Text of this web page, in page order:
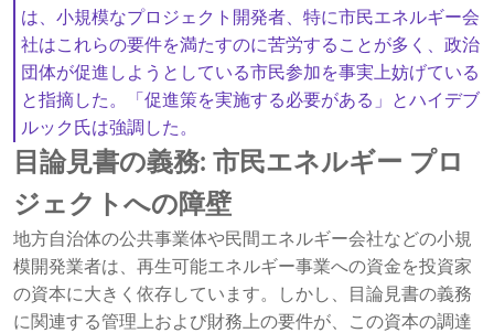
は、小規模なプロジェクト開発者、特に市民エネルギー会
社はこれらの要件を満たすのに苦労することが多く、政治
団体が促進しようとしている市民参加を事実上妨げている
と指摘した。「促進策を実施する必要がある」とハイデブ
ルック氏は強調した。
目論見書の義務: 市民エネルギー プロ
ジェクトへの障壁
地方自治体の公共事業体や民間エネルギー会社などの小規
模開発業者は、再生可能エネルギー事業への資金を投資家
の資本に大きく依存しています。しかし、目論見書の義務
に関連する管理上および財務上の要件が、この資本の調達